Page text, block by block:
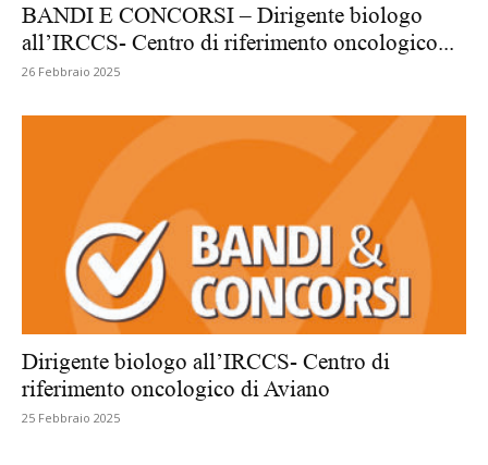
BANDI E CONCORSI – Dirigente biologo
all’IRCCS- Centro di riferimento oncologico...
26 Febbraio 2025
Dirigente biologo all’IRCCS- Centro di
riferimento oncologico di Aviano
25 Febbraio 2025